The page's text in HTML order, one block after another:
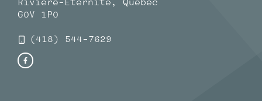
Rivière-Éternité, Québec
G0V 1P0
(418) 544-7629